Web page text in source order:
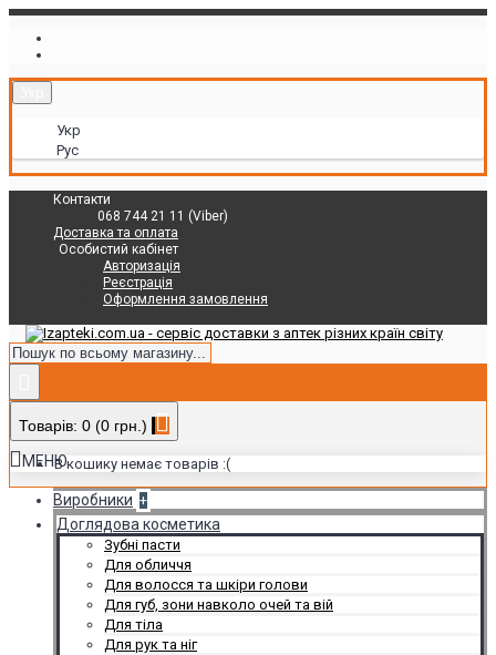
Укр
Рус
Контакти
068 744 21 11 (Viber)
Доставка та оплата
Особистий кабінет
Авторизація
Реєстрація
Оформлення замовлення
Товарів: 0 (0 грн.)
В кошику немає товарів :(
МЕНЮ
Виробники +
Доглядова косметика
Зубні пасти
Для обличчя
Для волосся та шкіри голови
Для губ, зони навколо очей та вій
Для тіла
Для рук та ніг